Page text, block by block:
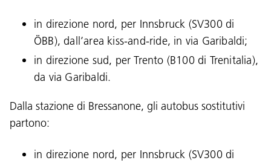
in direzione nord, per Innsbruck (SV300 di
ÖBB), dall’area kiss-and-ride, in via Garibaldi;
in direzione sud, per Trento (B100 di Trenitalia),
da via Garibaldi.
Dalla stazione di Bressanone, gli autobus sostitutivi
partono:
in direzione nord, per Innsbruck (SV300 di